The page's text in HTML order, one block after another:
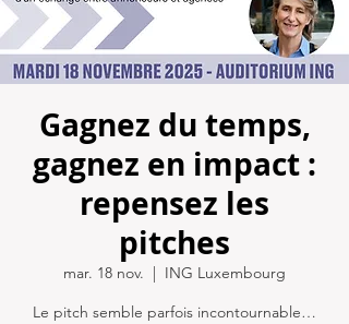
Gagnez du temps,
gagnez en impact :
repensez les
pitches
mar. 18 nov.
  |
ING Luxembourg
Le pitch semble parfois incontournable…